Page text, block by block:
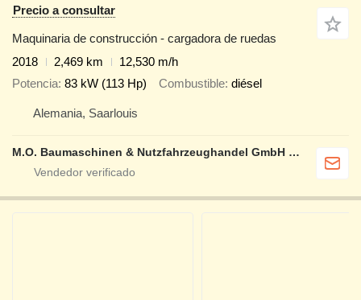
Precio a consultar
Maquinaria de construcción - cargadora de ruedas
2018
2,469 km
12,530 m/h
Potencia 83 kW (113 Hp) Combustible diésel
Alemania, Saarlouis
M.O. Baumaschinen & Nutzfahrzeughandel GmbH & CO.